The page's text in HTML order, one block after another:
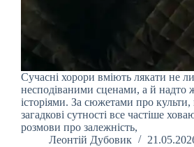
Сучасні хорори вміють лякати не
несподіваними сценами, а й надто
історіями. За сюжетами про культи,
загадкові сутності все частіше
розмови про залежність,
Леонтій Дубовик